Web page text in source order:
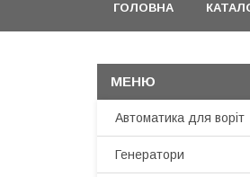
ГОЛОВНА
Автоматика для воріт
Генератори